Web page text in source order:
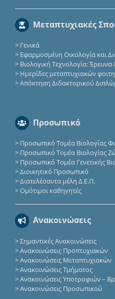
Μεταπτυχιακές
> Γενικά
> Εφαρμοσμένη Οικολογία και
>Βιολογική Τεχνολογία:
> Ημερίδες μεταπτυχιακών
>Απόκτηση Διδακτορικού
Προσωπικό
> Προσωπικό Τομέα Βιολογίας
> Προσωπικό Τομέα Βιολογίας
> Προσωπικό Τομέα Γενετικής
>Διοικητικό Προσωπικό
>Διατελέσαντα μέλη Δ.Ε.Π.
>Ομότιμοι καθηγητές
Ανακοινώσεις
>Σημαντικές Ανακοινώσεις
>Ανακοινώσεις Προπτυχιακών
>Ανακοινώσεις Μεταπτυχιακών
>Ανακοινώσεις Τμήματος
>Ανακοινώσεις Υποτροφιών –
>Ανακοινώσεις Προσωπικού